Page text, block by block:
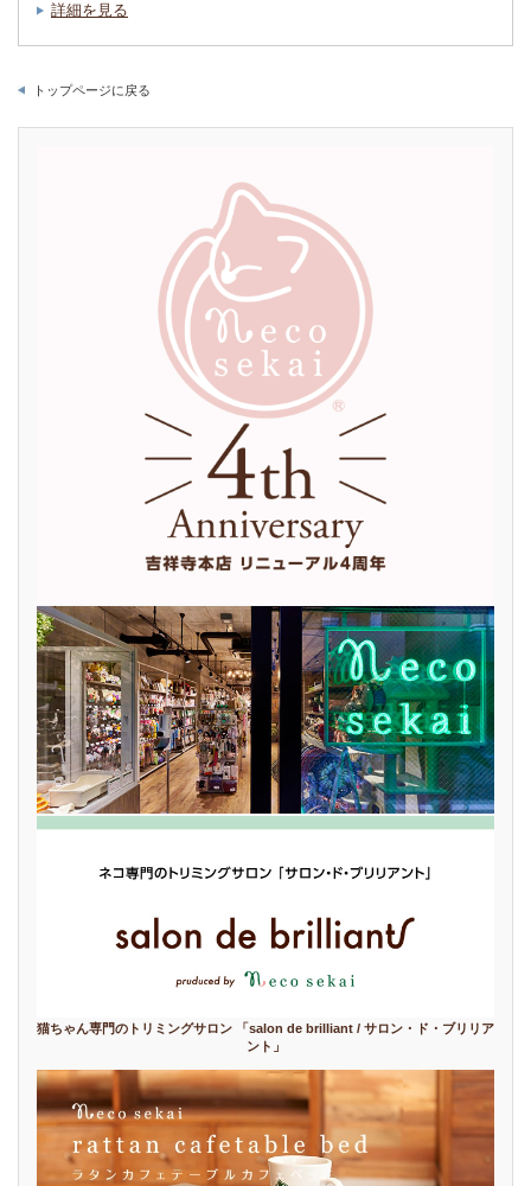
詳細を見る
トップページに戻る
猫ちゃん専門のトリミングサロン 「salon de brilliant / サロン・ド・ブリリア
ント」